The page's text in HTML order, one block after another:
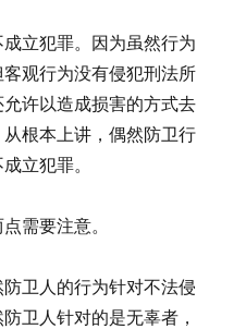
立犯罪。因为虽然行为
观行为没有侵犯刑法所
许以造成损害的方式去
根本上讲，偶然防卫行
立犯罪。
需要注意。
卫人的行为针对不法侵
卫人针对的是无辜者，